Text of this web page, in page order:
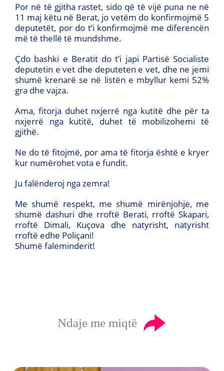
Por në të gjitha rastet, sido që të vijë puna ne në
11 maj këtu në Berat, jo vetëm do konfirmojmë 5
deputetët, por do t’i konfirmojmë me diferencën
më të thellë të mundshme.
Çdo bashki e Beratit do t’i japi Partisë Socialiste
deputetin e vet dhe deputeten e vet, dhe ne jemi
shumë krenarë se në listën e mbyllur kemi 52%
gra dhe vajza.
Ama, fitorja duhet nxjerrë nga kutitë dhe për ta
nxjerrë nga kutitë, duhet të mobilizohemi të
gjithë.
Ne do të fitojmë, por ama të fitorja është e kryer
kur numërohet vota e fundit.
Ju falënderoj nga zemra!
Me shumë respekt, me shumë mirënjohje, me
shumë dashuri dhe rroftë Berati, rroftë Skapari,
rroftë Dimali, Kuçova dhe natyrisht, natyrisht
rroftë edhe Poliçani!
Shumë faleminderit!
Ndaje me miqtë